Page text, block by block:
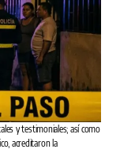
y testimoniales; así como
acreditaron la